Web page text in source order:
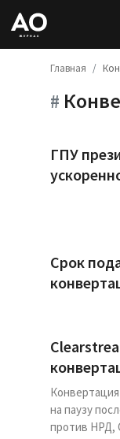
Новости
Статьи
Подписка
Главная
#
ГПУ
Срок
на паузу
против НРД,